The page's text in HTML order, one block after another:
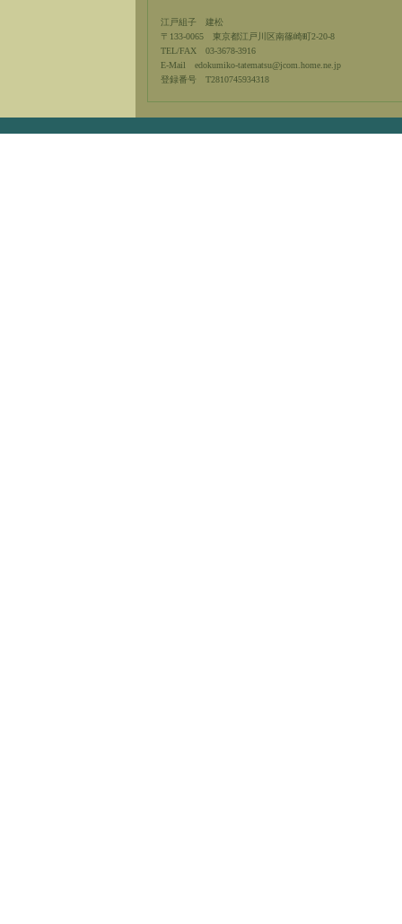
江戸組子 建松
〒133-0065 東京都江戸川区南篠崎町2-20-8
TEL/FAX 03-3678-3916
E-Mail edokumiko-tatematsu@jcom.home.ne.jp
登録番号 T2810745934318